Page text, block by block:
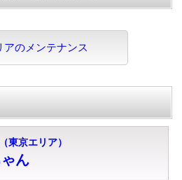
アのメンテナンス
東京エリア）
ん